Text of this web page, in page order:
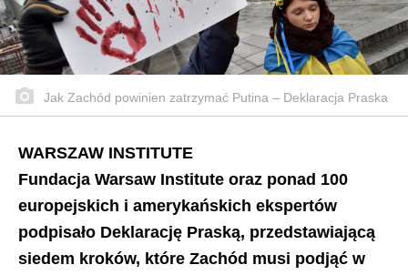
Jak Zachód powinien zatrzymać Putina – Deklaracja Praska
WARSZAW INSTITUTE
Fundacja Warsaw Institute oraz ponad 100
europejskich i amerykańskich ekspertów
podpisało Deklarację Praską, przedstawiającą
siedem kroków, które Zachód musi podjąć w